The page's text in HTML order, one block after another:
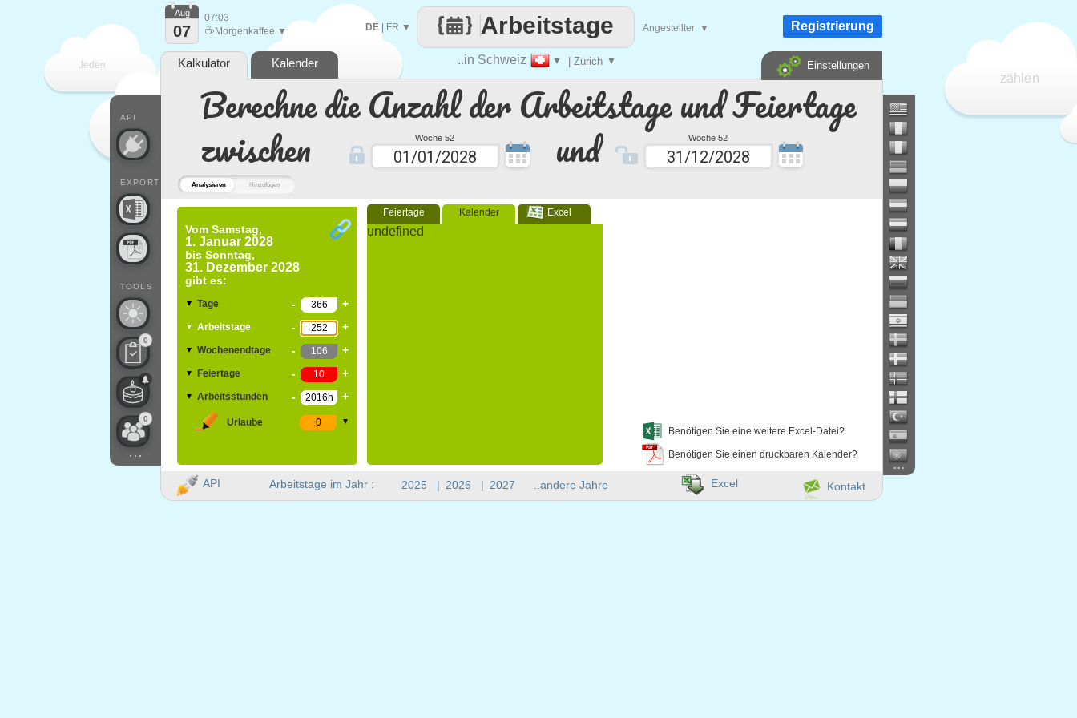
Analysieren Hinzufügen
Berechne die Anzahl der Arbeitstage und Feiertage
zwischen
Woche 52 und Woche 52
Vom Samstag,
1. Januar 2028
bis Sonntag,
31. Dezember 2028
gibt es:
▼ Tage - +
▼ Arbeitstage - +
▼ Wochenendtage - +
▼ Feiertage - +
▼ Arbeitsstunden - +
Urlaube ▼
Feiertage Kalender Excel
undefined
Benötigen Sie eine weitere Excel-Datei?
Benötigen Sie einen druckbaren Kalender?
Jeden
zählen
..in Schweiz ▼ | Zürich ▼
Arbeitstage
DE| FR ▼ Angestellter ▼
API
EXPORT
TOOLS
0
0
...
Aug
07
07:03
☕ Morgenkaffee ▼ Registrierung
Kalkulator Kalender Einstellungen
Arbeitstage im Jahr : 2025 | 2026 | 2027 ..andere Jahre
...
API Kontakt
Excel